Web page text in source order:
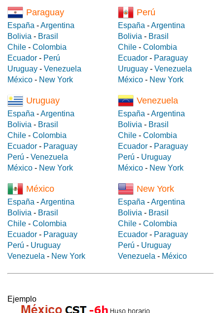
Paraguay
España -Argentina
Bolivia - Brasil
Chile - Colombia
Ecuador - Perú
Uruguay - Venezuela
México - New York
Perú
España -Argentina
Bolivia - Brasil
Chile - Colombia
Ecuador - Paraguay
Uruguay - Venezuela
México - New York
Uruguay
España -Argentina
Bolivia - Brasil
Chile - Colombia
Ecuador - Paraguay
Perú - Venezuela
México - New York
Venezuela
España -Argentina
Bolivia - Brasil
Chile - Colombia
Ecuador - Paraguay
Perú - Uruguay
México - New York
México
España -Argentina
Bolivia - Brasil
Chile - Colombia
Ecuador - Paraguay
Perú - Uruguay
Venezuela - New York
New York
España -Argentina
Bolivia - Brasil
Chile - Colombia
Ecuador - Paraguay
Perú - Uruguay
Venezuela - México
Ejemplo